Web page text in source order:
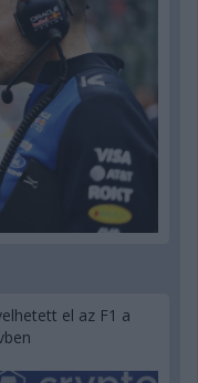
el az F1 a